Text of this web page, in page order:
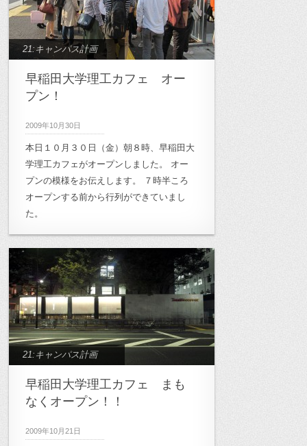
21:キャンパス計画
早稲田大学理工カフェ オー
プン！
2009年10月30日
本日１０月３０日（金）朝８時、早稲田大
学理工カフェがオープンしました。 オー
プンの模様をお伝えします。 ７時半ころ
オープンする前から行列ができていまし
た。
21:キャンパス計画
早稲田大学理工カフェ まも
なくオープン！！
2009年10月21日